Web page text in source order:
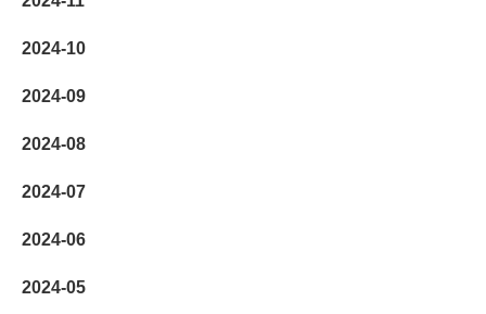
2024-10
2024-09
2024-08
2024-07
2024-06
2024-05